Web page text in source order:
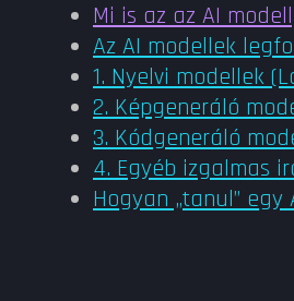
Mi is az az AI
Az AI modellek
1. Nyelvi modellek
2. Képgeneráló
3. Kódgeneráló
4. Egyéb izgalmas
Hogyan „tanul” egy